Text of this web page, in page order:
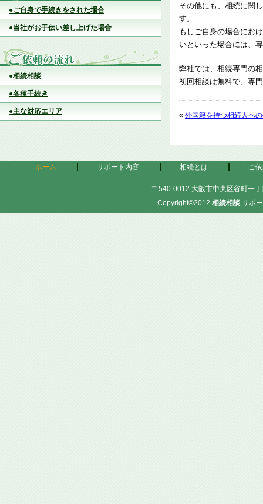
●ご自身で手続きをされた場合
●当社がお手伝い差し上げた場合
●相続相談
●各種手続き
●主な対応エリア
その他にも、相続に関
す。
もしご自身の場合にお
いといった場合には、
弊社では、相続専門の
初回相談は無料で、専
« 外国籍を持つ相続人へ
ホーム サポート内容 相続とは ご
〒540-0012 大阪市中央区谷町一
Copyright©2012 相続相談 サポ